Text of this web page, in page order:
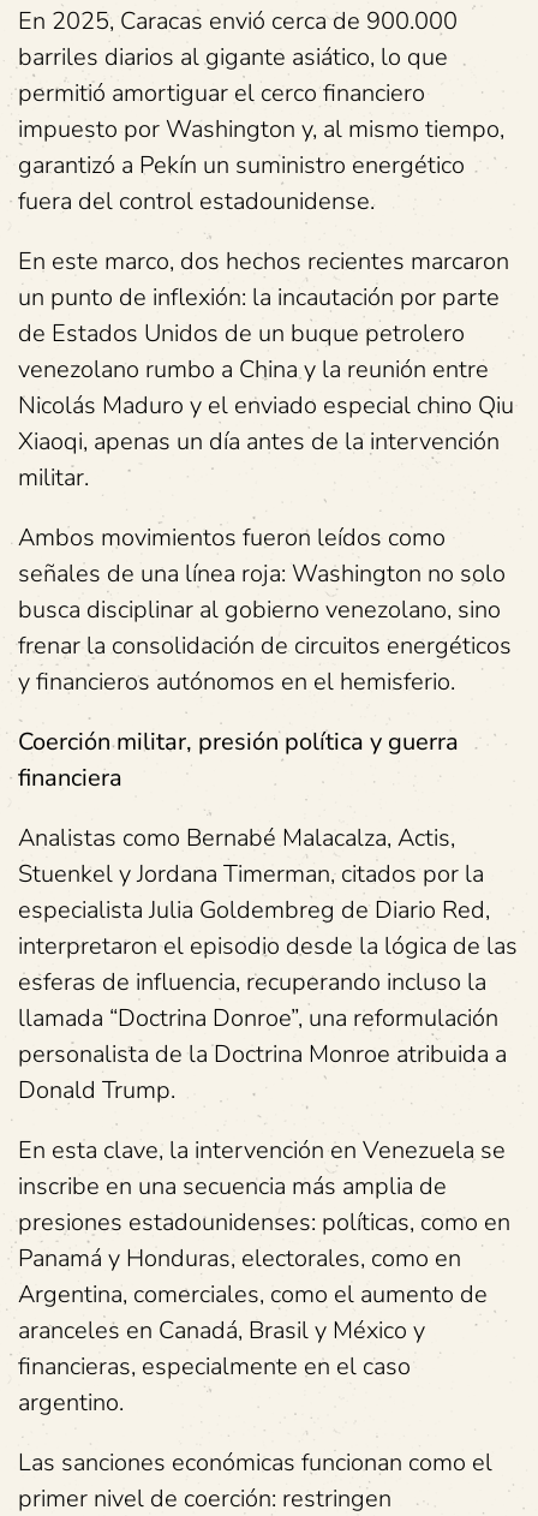
En 2025, Caracas envió cerca de 900.000
barriles diarios al gigante asiático, lo que
permitió amortiguar el cerco financiero
impuesto por Washington y, al mismo tiempo,
garantizó a Pekín un suministro energético
fuera del control estadounidense.
En este marco, dos hechos recientes marcaron
un punto de inflexión: la incautación por parte
de Estados Unidos de un buque petrolero
venezolano rumbo a China y la reunión entre
Nicolás Maduro y el enviado especial chino Qiu
Xiaoqi, apenas un día antes de la intervención
militar.
Ambos movimientos fueron leídos como
señales de una línea roja: Washington no solo
busca disciplinar al gobierno venezolano, sino
frenar la consolidación de circuitos energéticos
y financieros autónomos en el hemisferio.
Coerción militar, presión política y guerra
financiera
Analistas como Bernabé Malacalza, Actis,
Stuenkel y Jordana Timerman, citados por la
especialista Julia Goldembreg de Diario Red,
interpretaron el episodio desde la lógica de las
esferas de influencia, recuperando incluso la
llamada “Doctrina Donroe”, una reformulación
personalista de la Doctrina Monroe atribuida a
Donald Trump.
En esta clave, la intervención en Venezuela se
inscribe en una secuencia más amplia de
presiones estadounidenses: políticas, como en
Panamá y Honduras, electorales, como en
Argentina, comerciales, como el aumento de
aranceles en Canadá, Brasil y México y
financieras, especialmente en el caso
argentino.
Las sanciones económicas funcionan como el
primer nivel de coerción: restringen